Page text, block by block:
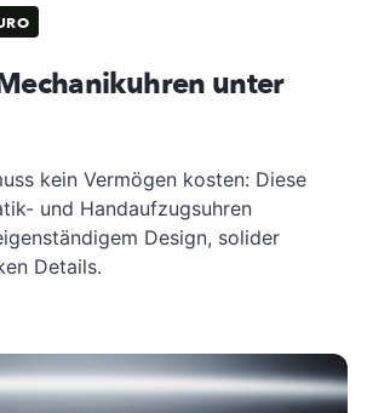
unter
kein Vermögen kosten: Diese
und Handaufzugsuhren
Design, solider
Details.